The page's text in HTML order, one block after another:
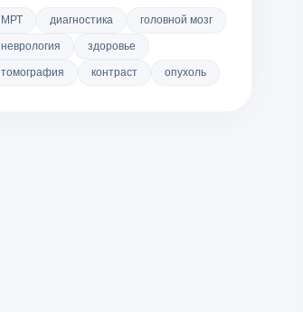
МРТ диагностика
головной мозг
неврология
здоровье
томография
контраст опухоль